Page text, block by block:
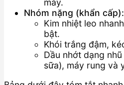
máy.
Nhóm nặng (khẩn cấp):
Kim nhiệt leo
bật.
Khói trắng đậm,
Dầu nhớt dạng
sữa), máy rung và